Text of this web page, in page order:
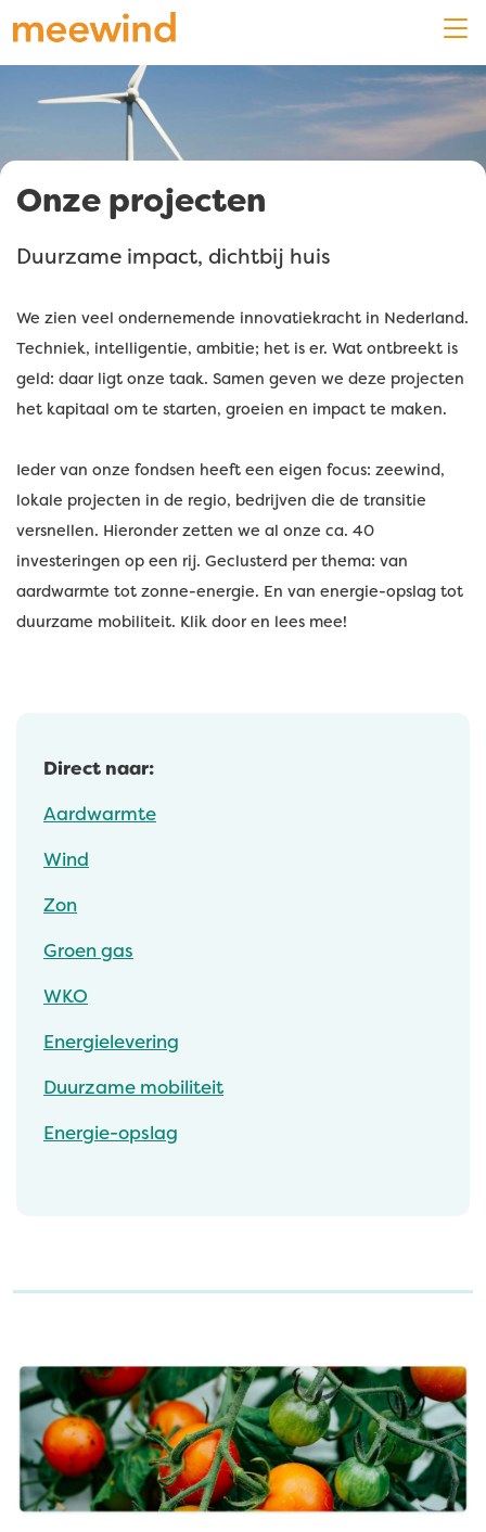
Onze projecten
Duurzame impact, dichtbij huis
We zien veel ondernemende innovatiekracht in Nederland.
Techniek, intelligentie, ambitie; het is er. Wat ontbreekt is
geld: daar ligt onze taak. Samen geven we deze projecten
het kapitaal om te starten, groeien en impact te maken.
Ieder van onze fondsen heeft een eigen focus: zeewind,
lokale projecten in de regio, bedrijven die de transitie
versnellen. Hieronder zetten we al onze ca. 40
investeringen op een rij. Geclusterd per thema: van
aardwarmte tot zonne-energie. En van energie-opslag tot
duurzame mobiliteit. Klik door en lees mee!
Direct naar:
Aardwarmte
Wind
Zon
Groen gas
WKO
Energielevering
Duurzame mobiliteit
Energie-opslag